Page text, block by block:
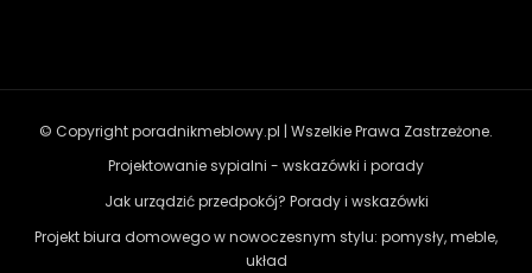
© Copyright poradnikmeblowy.pl | Wszelkie Prawa Zastrzeżone.
Projektowanie sypialni - wskazówki i porady
Jak urządzić przedpokój? Porady i wskazówki
Projekt biura domowego w nowoczesnym stylu: pomysły, meble,
układ